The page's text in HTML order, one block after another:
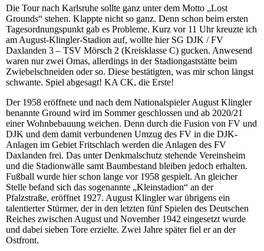
Die Tour nach Karlsruhe sollte ganz unter dem Motto „Lost
Grounds“ stehen. Klappte nicht so ganz. Denn schon beim ersten
Tagesordnungspunkt gab es Probleme. Kurz vor 11 Uhr kreuzte ich
am August-Klingler-Stadion auf, wollte hier SG DJK / FV
Daxlanden 3 – TSV Mörsch 2 (Kreisklasse C) gucken. Anwesend
waren nur zwei Omas, allerdings in der Stadiongaststätte beim
Zwiebelschneiden oder so. Diese bestätigten, was mir schon längst
schwante. Spiel abgesagt! KA CK, die Erste!
Der 1958 eröffnete und nach dem Nationalspieler August Klingler
benannte Ground wird im Sommer geschlossen und ab 2020/21
einer Wohnbebauung weichen. Denn durch die Fusion von FV und
DJK und dem damit verbundenen Umzug des FV in die DJK-
Anlagen im Gebiet Fritschlach werden die Anlagen des FV
Daxlanden frei. Das unter Denkmalschutz stehende Vereinsheim
und die Stadionwälle samt Baumbestand bleiben jedoch erhalten.
Fußball wurde hier schon lange vor 1958 gespielt. An gleicher
Stelle befand sich das sogenannte „Kleinstadion“ an der
Pfalzstraße, eröffnet 1927. August Klingler war übrigens ein
talentierter Stürmer, der in den letzten fünf Spielen des Deutschen
Reiches zwischen August und November 1942 eingesetzt wurde
und dabei sieben Tore erzielte. Zwei Jahre später fiel er an der
Ostfront.